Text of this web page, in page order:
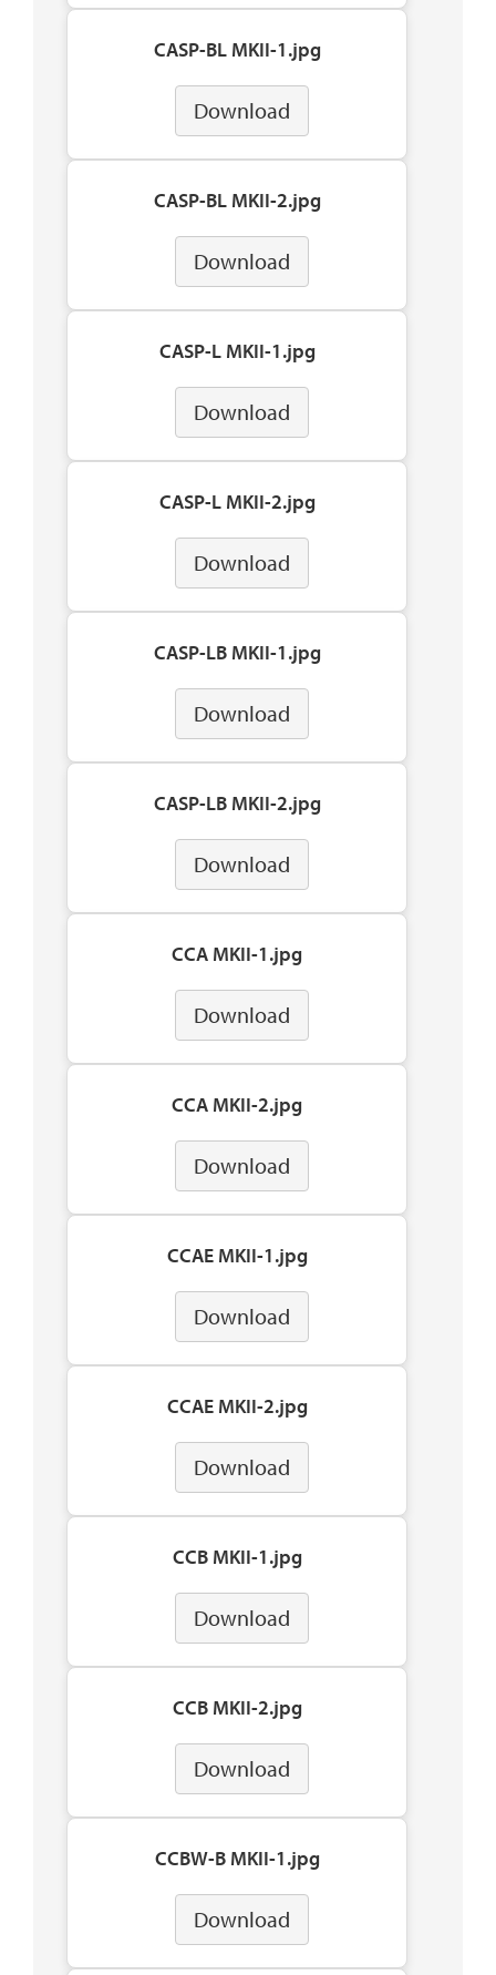
CASP-BL MKII-1.jpg
Download
CASP-BL MKII-2.jpg
Download
CASP-L MKII-1.jpg
Download
CASP-L MKII-2.jpg
Download
CASP-LB MKII-1.jpg
Download
CASP-LB MKII-2.jpg
Download
CCA MKII-1.jpg
Download
CCA MKII-2.jpg
Download
CCAE MKII-1.jpg
Download
CCAE MKII-2.jpg
Download
CCB MKII-1.jpg
Download
CCB MKII-2.jpg
Download
CCBW-B MKII-1.jpg
Download